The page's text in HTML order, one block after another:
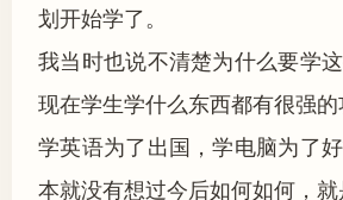
划开始学了。
我当时也说不清楚为什么要学
现在学生学什么东西都有很强的
学英语为了出国，学电脑为了
本就没有想过今后如何如何，